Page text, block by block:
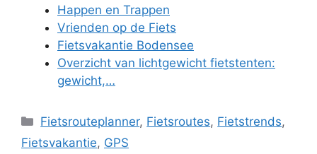
Happen en Trappen
Vrienden op de Fiets
Fietsvakantie Bodensee
Overzicht van lichtgewicht fietstenten:
gewicht,…
Categorieën
Fietsrouteplanner, Fietsroutes, Fietstrends,
Fietsvakantie, GPS